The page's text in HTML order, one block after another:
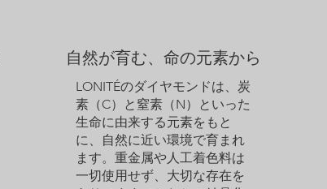
ください。
自然が育む、命の元素から
LONITÉのダイヤモンドは、炭
素（C）と窒素（N）といった
生命に由来する元素をもと
に、自然に近い環境で育まれ
ます。重金属や人工着色料は
一切使用せず、大切な存在を